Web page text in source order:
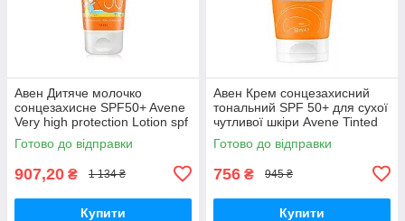
Авен Дитяче молочко
сонцезахисне SPF50+ Avene
Very high protection Lotion spf
50 for children, 100 мл
Готово до відправки
907,20 ₴ 1 134 ₴
Купити
Авен Крем сонцезахисний
тональний SPF 50+ для сухої
чутливої шкіри Avene Tinted
Cream for dry sensitive
Готово до відправки
756 ₴ 945 ₴
Купити